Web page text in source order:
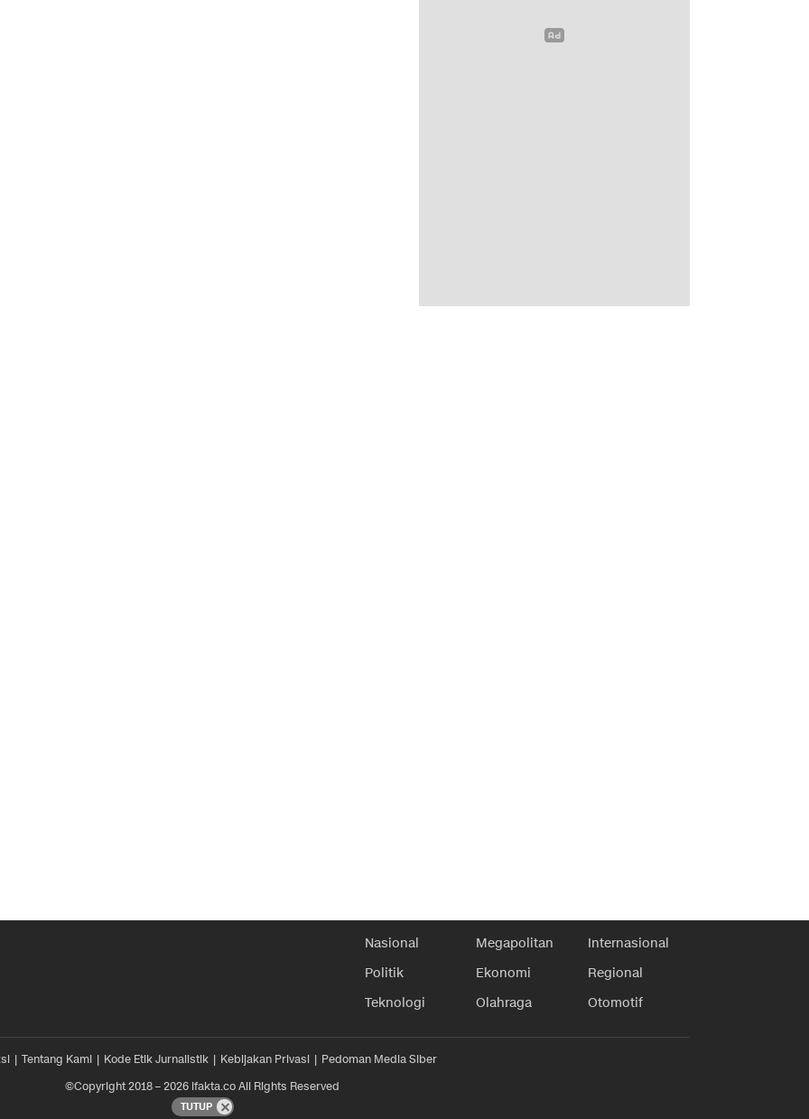
Nasional Megapolitan
Internasional
Politik
Ekonomi
Regional
Teknologi
Olahraga Otomotif
Tentang Kami Kode Etik Jurnalistik Kebijakan Privasi
Pedoman Media Siber
©Copyright 2018 – 2026 ifakta.co All Rights Reserved
TUTUP